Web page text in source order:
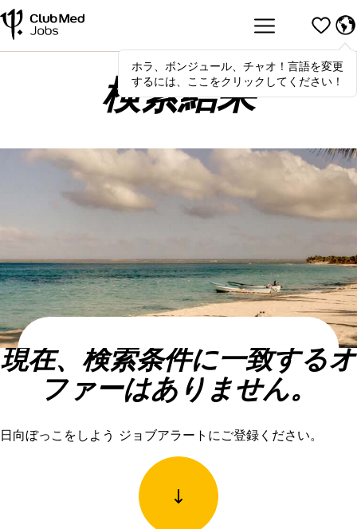
Hola,bonjour, ciao! To switch
languages, click here!
ホラ、ボンジュール、チャオ！言語を変更
するには、ここをクリックしてください！
検索結果
現在、検索条件に一致するオ
ファーはありません。
日向ぼっこをしよう ジョブアラートにご登録ください。